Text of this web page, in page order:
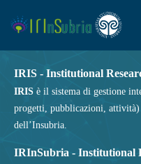
IRIS - Institutional
IRIS è il sistema di gestione
progetti, pubblicazioni,
dell’Insubria.
IRInSubria - Institutional